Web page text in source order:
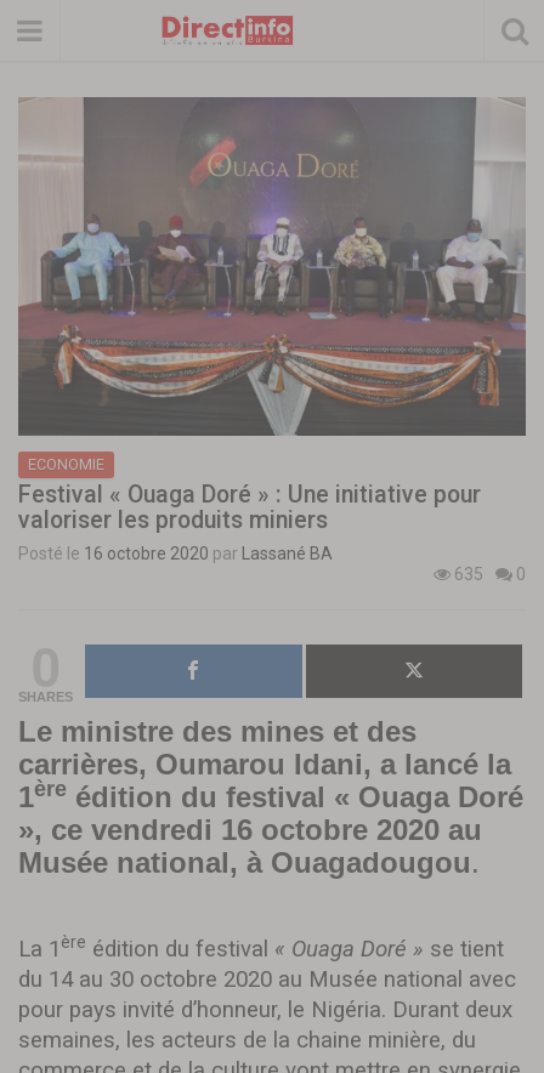
ECONOMIE
Festival « Ouaga Doré » : Une initiative pour
valoriser les produits miniers
Posté le 16 octobre 2020 par
Lassané BA
635
0
SHARES
Le ministre des mines et des
carrières, Oumarou Idani, a lancé la
1ère édition du festival « Ouaga Doré
», ce vendredi 16 octobre 2020 au
Musée national, à Ouagadougou.
La 1 ère édition du festival « Ouaga Doré » se tient
du 14 au 30 octobre 2020 au Musée national avec
pour pays invité d’honneur, le Nigéria. Durant deux
semaines, les acteurs de la chaine minière, du